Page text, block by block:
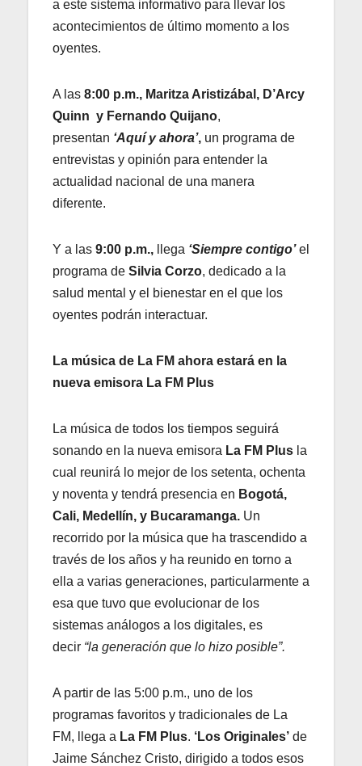
a este sistema informativo para llevar los
acontecimientos de último momento a los
oyentes.
A las 8:00 p.m., Maritza Aristizábal, D’Arcy
Quinn y Fernando Quijano,
presentan ‘Aquí y ahora’, un programa de
entrevistas y opinión para entender la
actualidad nacional de una manera
diferente.
Y a las 9:00 p.m., llega ‘Siempre contigo’el
programa de Silvia Corzo, dedicado a la
salud mental y el bienestar en el que los
oyentes podrán interactuar.
La música de La FM ahora estará en la
nueva emisora La FM Plus
La música de todos los tiempos seguirá
sonando en la nueva emisora La FM Plus la
cual reunirá lo mejor de los setenta, ochenta
y noventa y tendrá presencia en Bogotá,
Cali, Medellín, y Bucaramanga. Un
recorrido por la música que ha trascendido a
través de los años y ha reunido en torno a
ella a varias generaciones, particularmente a
esa que tuvo que evolucionar de los
sistemas análogos a los digitales, es
decir “la generación que lo hizo posible”.
A partir de las 5:00 p.m., uno de los
programas favoritos y tradicionales de La
FM, llega a La FM Plus. ‘Los Originales’ de
Jaime Sánchez Cristo, dirigido a todos esos